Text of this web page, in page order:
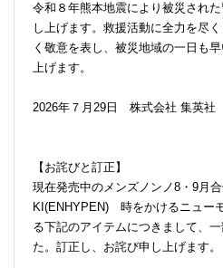
令和８年熊本地震により被災され
し上げます。救援活動に全力を尽
く敬意を表し、被災地域の一日も
上げます。
2026年７月29日 株式会社 集英社
【お詫びと訂正】
現在発売中のメンズノンノ8・9月
KI(ENHYPEN) 時をかけるニュー
る下記のアイテムにつきまして、
た。訂正し、お詫び申し上げます。